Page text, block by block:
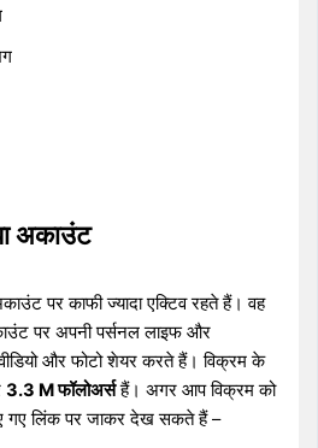
अकाउंट
पर काफी ज्यादा एक्टिव रहते हैं। वह
पर अपनी पर्सनल लाइफ और
और फोटो शेयर करते हैं। विक्रम के
3.3 M फॉलोअर्सहैं। अगर आप विक्रम को
गए लिंक पर जाकर देख सकते हैं –